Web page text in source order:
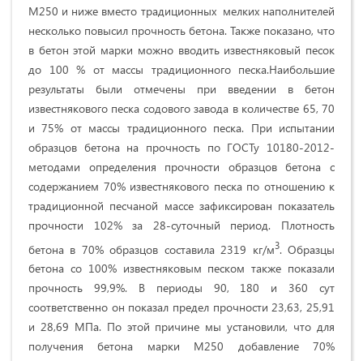
М250 и ниже вместо традиционных мелких наполнителей
несколько повысил прочность бетона. Также показано, что
в бетон этой марки можно вводить известняковый песок
до 100 % от массы традиционного песка.Наибольшие
результаты были отмечены при введении в бетон
известнякового песка содового завода в количестве 65, 70
и 75% от массы традиционного песка. При испытании
образцов бетона на прочность по ГОСТу 10180-2012-
методами определения прочности образцов бетона с
содержанием 70% известнякового песка по отношению к
традиционной песчаной массе зафиксирован показатель
прочности 102% за 28-суточный период. Плотность
бетона в 70% образцов составила 2319 кг/м3. Образцы
бетона со 100% известняковым песком также показали
прочность 99,9%. В периоды 90, 180 и 360 сут
соответственно он показал предел прочности 23,63, 25,91
и 28,69 МПа. По этой причине мы установили, что для
получения бетона марки М250 добавление 70%